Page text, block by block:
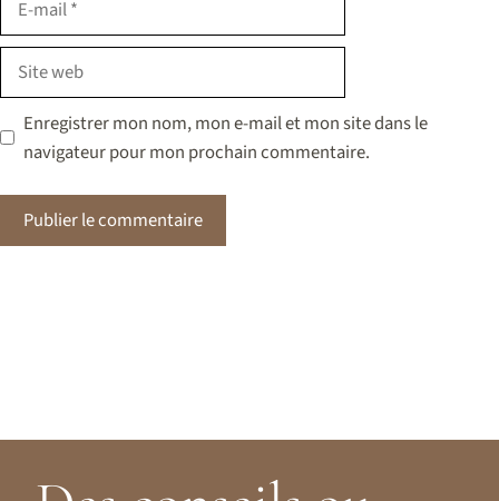
Site
Enregistrer mon nom, mon e-mail et mon site dans le
navigateur pour mon prochain commentaire.